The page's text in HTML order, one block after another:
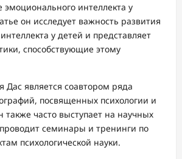
эмоционального интеллекта у
он исследует важность развития
у детей и представляет
способствующие этому
Дас является соавтором ряда
посвященных психологии и
также часто выступает на научных
семинары и тренинги по
психологической науки.